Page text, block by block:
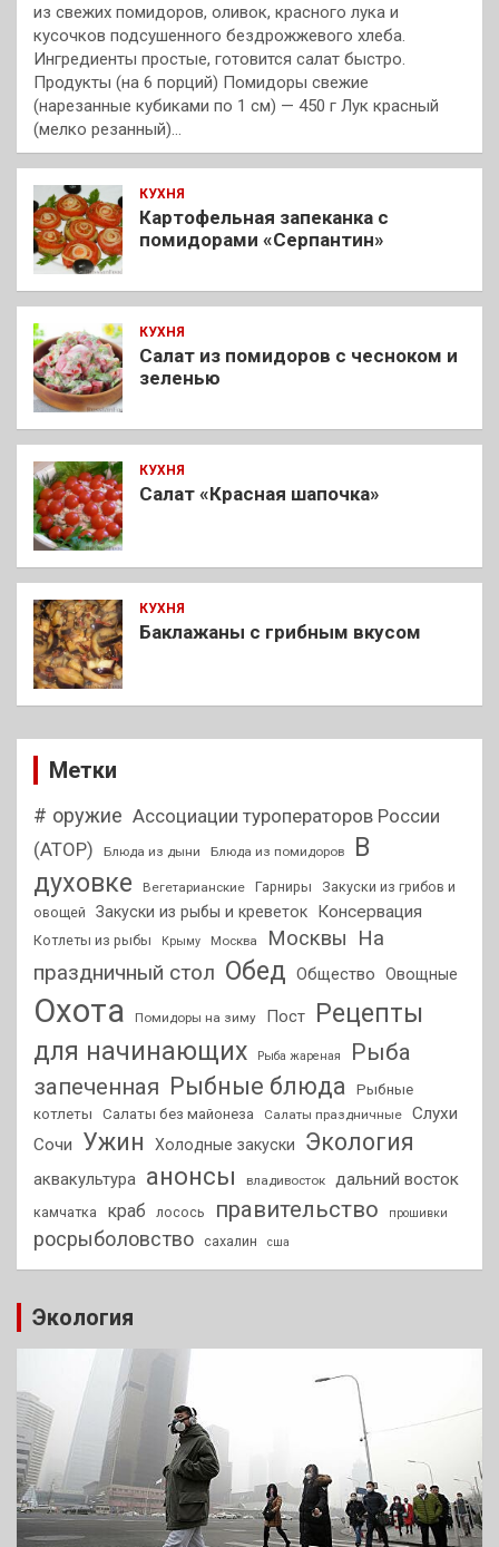
из свежих помидоров, оливок, красного лука и
кусочков подсушенного бездрожжевого хлеба.
Ингредиенты простые, готовится салат быстро.
Продукты (на 6 порций) Помидоры свежие
(нарезанные кубиками по 1 см) — 450 г Лук красный
(мелко резанный)…
КУХНЯ
Картофельная запеканка с
помидорами «Серпантин»
КУХНЯ
Салат из помидоров с чесноком и
зеленью
КУХНЯ
Салат «Красная шапочка»
КУХНЯ
Баклажаны с грибным вкусом
Метки
# оружие Ассоциации туроператоров России
(АТОР)
Блюда из дыни Блюда из помидоров
В
духовке
Вегетарианские Гарниры
Закуски из грибов и
овощей
Закуски из рыбы и креветок Консервация
Котлеты из рыбы Крыму Москва Москвы На
праздничный стол Обед Общество Овощные
Охота Помидоры на зиму Пост
Рецепты
для начинающих
Рыба жареная
Рыба
запеченная Рыбные блюда
Рыбные
котлеты
Салаты без майонеза Салаты праздничные
Слухи
Сочи
Ужин Холодные закуски Экология
аквакультура анонсы владивосток дальний восток
камчатка краб лосось правительство прошивки
росрыболовство сахалин сша
Экология